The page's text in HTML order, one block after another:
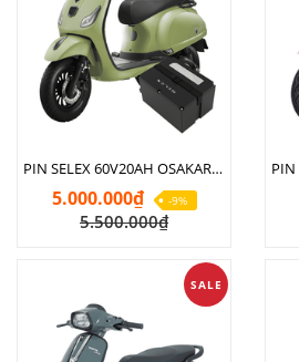
PIN SELEX 60V20AH OSAKAR CLASSY SI
5.000.000₫ -9%
5.500.000₫
SALE